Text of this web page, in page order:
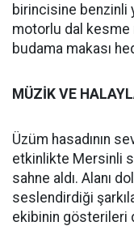
birincisine benzinli
motorlu dal kesme
budama makası
MÜZİK VE
Üzüm hasadının
etkinlikte Mersinli
sahne aldı. Alanı
seslendirdiği
ekibinin gösterileri